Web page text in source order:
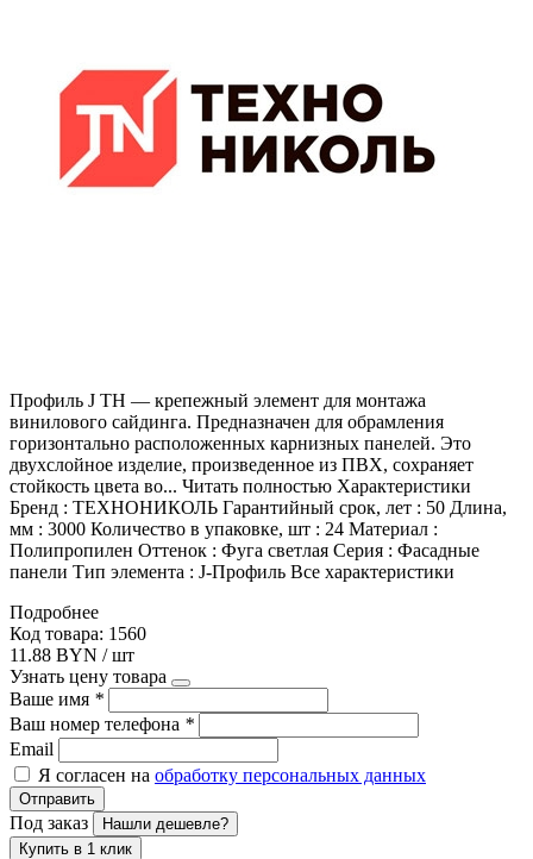
Профиль J ТН — крепежный элемент для монтажа
винилового сайдинга. Предназначен для обрамления
горизонтально расположенных карнизных панелей. Это
двухслойное изделие, произведенное из ПВХ, сохраняет
стойкость цвета во... Читать полностью Характеристики
Бренд : ТЕХНОНИКОЛЬ Гарантийный срок, лет : 50 Длина,
мм : 3000 Количество в упаковке, шт : 24 Материал :
Полипропилен Оттенок : Фуга светлая Серия : Фасадные
панели Тип элемента : J-Профиль Все характеристики
Подробнее
Код товара: 1560
11.88 BYN / шт
Узнать цену товара
Ваше имя *
Ваш номер телефона *
Email
Я согласен на обработку персональных данных
Отправить
Под заказ
Нашли дешевле?
Купить в 1 клик